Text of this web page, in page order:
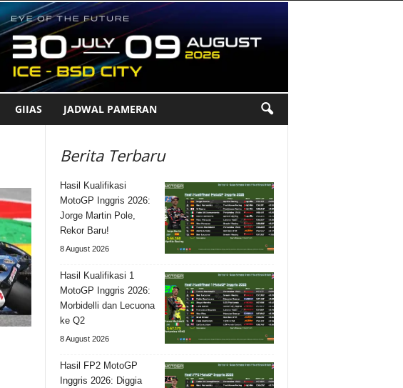
GIIAS JADWAL PAMERAN
Berita Terbaru
Hasil Kualifikasi
MotoGP Inggris 2026:
Jorge Martin Pole,
Rekor Baru!
8 August 2026
Hasil Kualifikasi 1
MotoGP Inggris 2026:
Morbidelli dan Lecuona
ke Q2
8 August 2026
Hasil FP2 MotoGP
Inggris 2026: Diggia